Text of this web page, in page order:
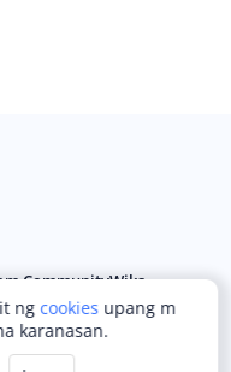
CommunityWika
ngcookies upang m
karanasan.